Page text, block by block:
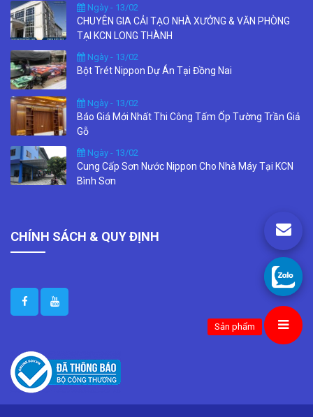
Ngày - 13/02
CHUYÊN GIA CẢI TẠO NHÀ XƯỞNG & VĂN PHÒNG
TẠI KCN LONG THÀNH
Ngày - 13/02
Bột Trét Nippon Dự Án Tại Đồng Nai
Ngày - 13/02
Báo Giá Mới Nhất Thi Công Tấm Ốp Tường Trần Giả
Gỗ
Ngày - 13/02
Cung Cấp Sơn Nước Nippon Cho Nhà Máy Tại KCN
Bình Sơn
CHÍNH SÁCH & QUY ĐỊNH
Sản phẩm